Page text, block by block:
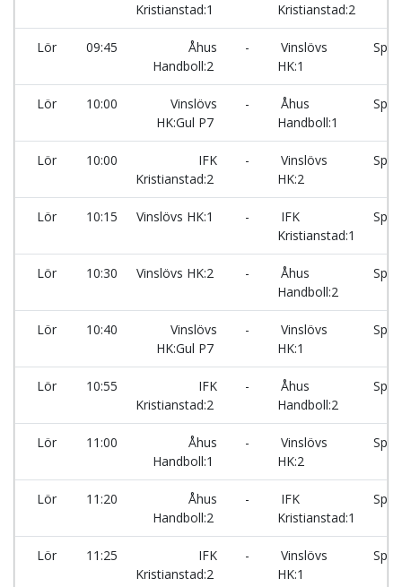
Kristianstad:1
Kristianstad:2
Lör 09:45
Åhus
Handboll:2
-
Vinslövs
HK:1
Lör 10:00
Vinslövs
HK:Gul P7
-
Åhus
Handboll:1
Lör 10:00
IFK
Kristianstad:2
-
Vinslövs
HK:2
Lör 10:15 Vinslövs HK:1 -
IFK
Kristianstad:1
Lör 10:30 Vinslövs HK:2 -
Åhus
Handboll:2
Lör 10:40
Vinslövs
HK:Gul P7
-
Vinslövs
HK:1
Lör 10:55
IFK
Kristianstad:2
-
Åhus
Handboll:2
Lör 11:00
Åhus
Handboll:1
-
Vinslövs
HK:2
Lör 11:20
Åhus
Handboll:2
-
IFK
Kristianstad:1
Lör 11:25
IFK
Kristianstad:2
-
Vinslövs
HK:1